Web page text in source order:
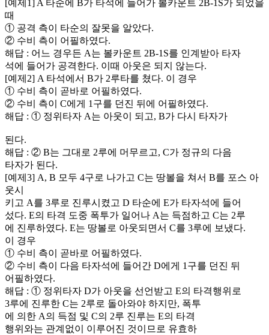
[예제1] A 타순에 B가 타석에 들어가 볼카운트 2B-1S가 되었을
때
① 공격 측이 타순의 잘못을 알았다.
② 수비 측이 어필하였다.
해답 : 어느 경우든 A는 볼카운트 2B-1S를 인계받아 타자
석에 들어가 공격한다. 이때 아웃은 되지 않는다.
[예제2] A 타석에서 B가 2루타를 쳤다. 이 경우
① 수비 측이 곧바로 어필하였다.
② 수비 측이 C에게 1구를 던진 뒤에 어필하였다.
해답 : ① 정위타자 A는 아웃이 되고, B가 다시 타자가
된다.
해답 : ② B는 그대로 2루에 머무르고, C가 정규의 다음
타자가 된다.
[예제3] A, B 모두 4구로 나가고 C는 땅볼을 쳐서 B를 포스 아
웃시
키고 A를 3루로 진루시켰고 D 타순에 E가 타자석에 들어
섰다. E의 타격 도중 폭투가 일어나 A는 득점하고 C는 2루
에 진루하였다. E는 땅볼로 아웃되면서 C를 3루에 보냈다.
이 경우
① 수비 측이 곧바로 어필하였다.
② 수비 측이 다음 타자석에 들어간 D에게 1구를 던진 뒤
어필하였다.
해답 : ① 정위타자 D가 아웃을 선언받고 E의 타격행위로
3루에 진루한 C는 2루로 돌아와야 하지만, 폭투
에 의한 A의 득점 및 C의 2루 진루는 E의 타격
행위와는 관계없이 이루어진 것이므로 유효하